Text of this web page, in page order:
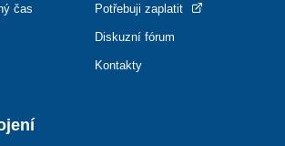
čas Potřebuji zaplatit
Diskuzní fórum
Kontakty